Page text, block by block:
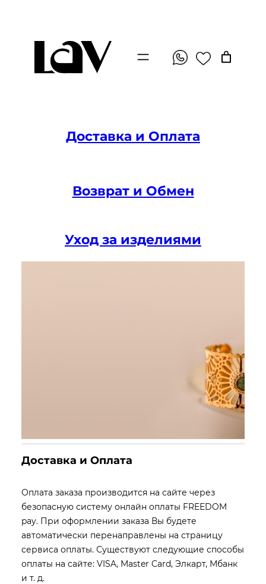
Доставка и Оплата
Возврат и Обмен
Уход за изделиями
Доставка и Оплата
Оплата заказа производится на сайте через
безопасную систему онлайн оплаты FREEDOM
pay. При оформлении заказа Вы будете
автоматически перенаправлены на страницу
сервиса оплаты. Существуют следующие способы
оплаты на сайте: VISA, Master Card, Элкарт, Мбанк
и т. д.